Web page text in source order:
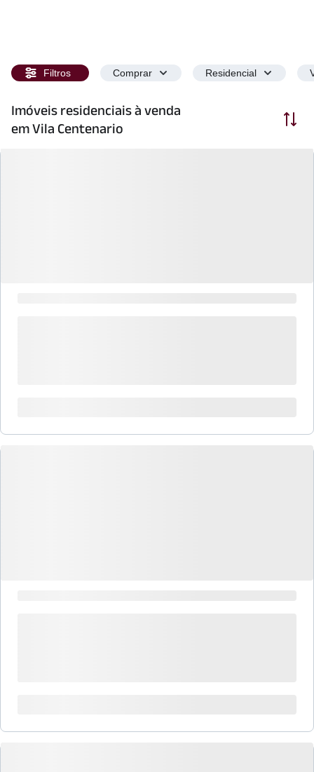
Filtros Comprar Residencial
Imóveis residenciais à venda
em Vila Centenario
Ordenar